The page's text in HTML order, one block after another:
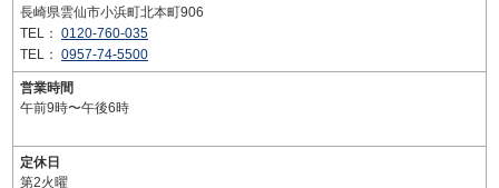
長崎県雲仙市小浜町北本町906
TEL： 0120-760-035
TEL： 0957-74-5500
営業時間
午前9時〜午後6時
定休日
第2火曜